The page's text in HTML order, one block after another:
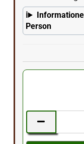
Person